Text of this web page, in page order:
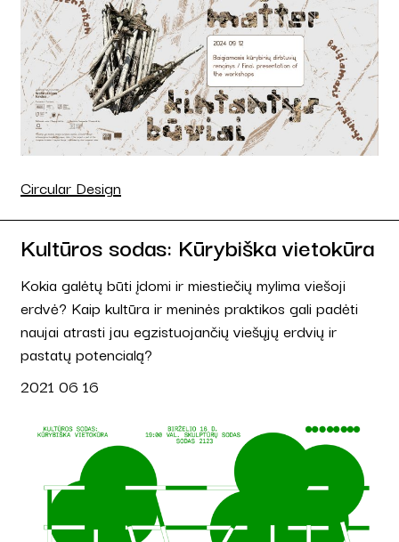
Circular Design
Kultūros sodas: Kūrybiška vietokūra
Kokia galėtų būti įdomi ir miestiečių mylima viešoji
erdvė? Kaip kultūra ir meninės praktikos gali padėti
naujai atrasti jau egzistuojančių viešųjų erdvių ir
pastatų potencialą?
2021 06 16